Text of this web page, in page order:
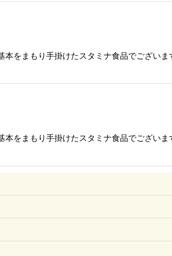
をまもり手掛けたスタミナ食品でござい
をまもり手掛けたスタミナ食品でござい